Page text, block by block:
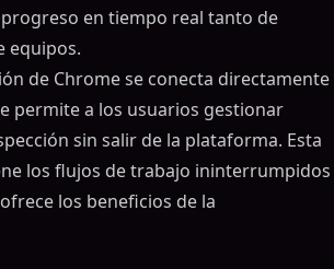
en tiempo real tanto de
equipos.
de Chrome se conecta directamente
permite a los usuarios gestionar
sin salir de la plataforma. Esta
los flujos de trabajo ininterrumpidos
los beneficios de la